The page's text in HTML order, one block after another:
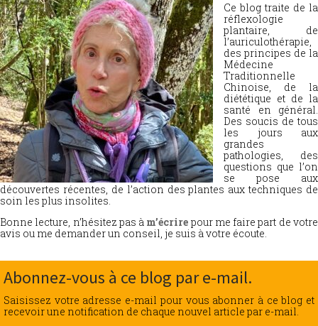
Ce blog traite de la
réflexologie
plantaire, de
l’auriculothérapie,
des principes de la
Médecine
Traditionnelle
Chinoise, de la
diététique et de la
santé en général.
Des soucis de tous
les jours aux
grandes
pathologies, des
questions que l’on
se pose aux
découvertes récentes, de l’action des plantes aux techniques de
soin les plus insolites.
Bonne lecture, n’hésitez pas à m’écrire pour me faire part de votre
avis ou me demander un conseil, je suis à votre écoute.
Abonnez-vous à ce blog par e-mail.
Saisissez votre adresse e-mail pour vous abonner à ce blog et
recevoir une notification de chaque nouvel article par e-mail.